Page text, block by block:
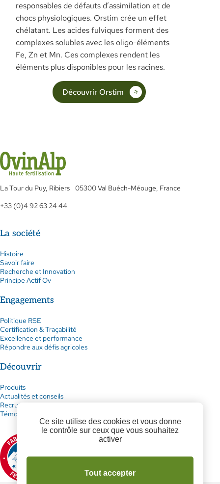
responsables de défauts d’assimilation et de
chocs physiologiques. Orstim crée un effet
chélatant. Les acides fulviques forment des
complexes solubles avec les oligo-éléments
Fe, Zn et Mn. Ces complexes rendent les
éléments plus disponibles pour les racines.
Découvrir Orstim
La Tour du Puy, Ribiers 05300 Val Buéch-Méouge, France
+33 (0)4 92 63 24 44
La société
Histoire
Savoir faire
Recherche et Innovation
Principe Actif Ov
Engagements
Politique RSE
Certification & Traçabilité
Excellence et performance
Répondre aux défis agricoles
Découvrir
Produits
Actualités et conseils
Recrutement
Témoignages
Ce site utilise des cookies et vous donne
le contrôle sur ceux que vous souhaitez
activer
Tout accepter